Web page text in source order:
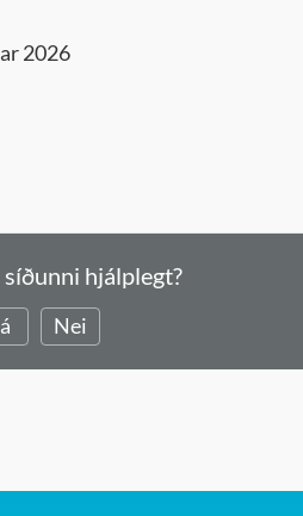
2026
hjálplegt?
Nei